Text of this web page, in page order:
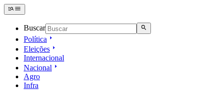
Buscar
Política
Eleições
Internacional
Nacional
Agro
Infra